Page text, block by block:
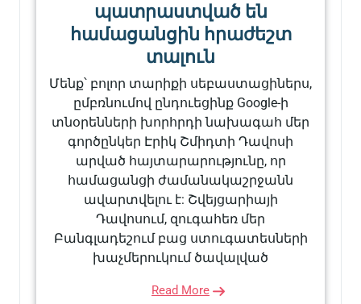
պատրաստված են
համացանցին հրաժեշտ
տալուն
Մենք՝ բոլոր տարիքի սեբաստացիներս,
ըմբռնումով ընդուեցինք Google-ի
տնօրենների խորհրդի նախագահ մեր
գործընկեր Էրիկ Շմիդտի Դավոսի
արված հայտարարությունը, որ
համացանցի ժամանակաշրջանն
ավարտվելու է: Շվեյցարիայի
Դավոսում, զուգահեռ մեր
Բանգլադեշում բաց ստուգատեսների
խաչմերուկում ծավալված
Read More